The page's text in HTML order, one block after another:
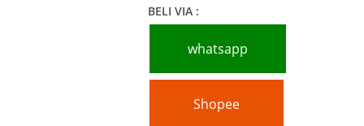
BELI VIA :
whatsapp
Shopee